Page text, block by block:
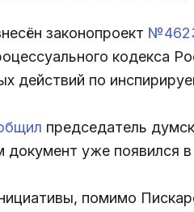
законопроект
кодекса
действий по
председатель
документ уже появился
помимо